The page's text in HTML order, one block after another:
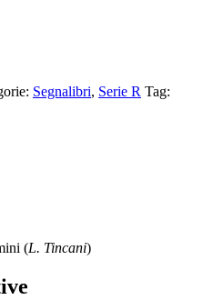
Segnalibri, Serie R Tag:
(L. Tincani)